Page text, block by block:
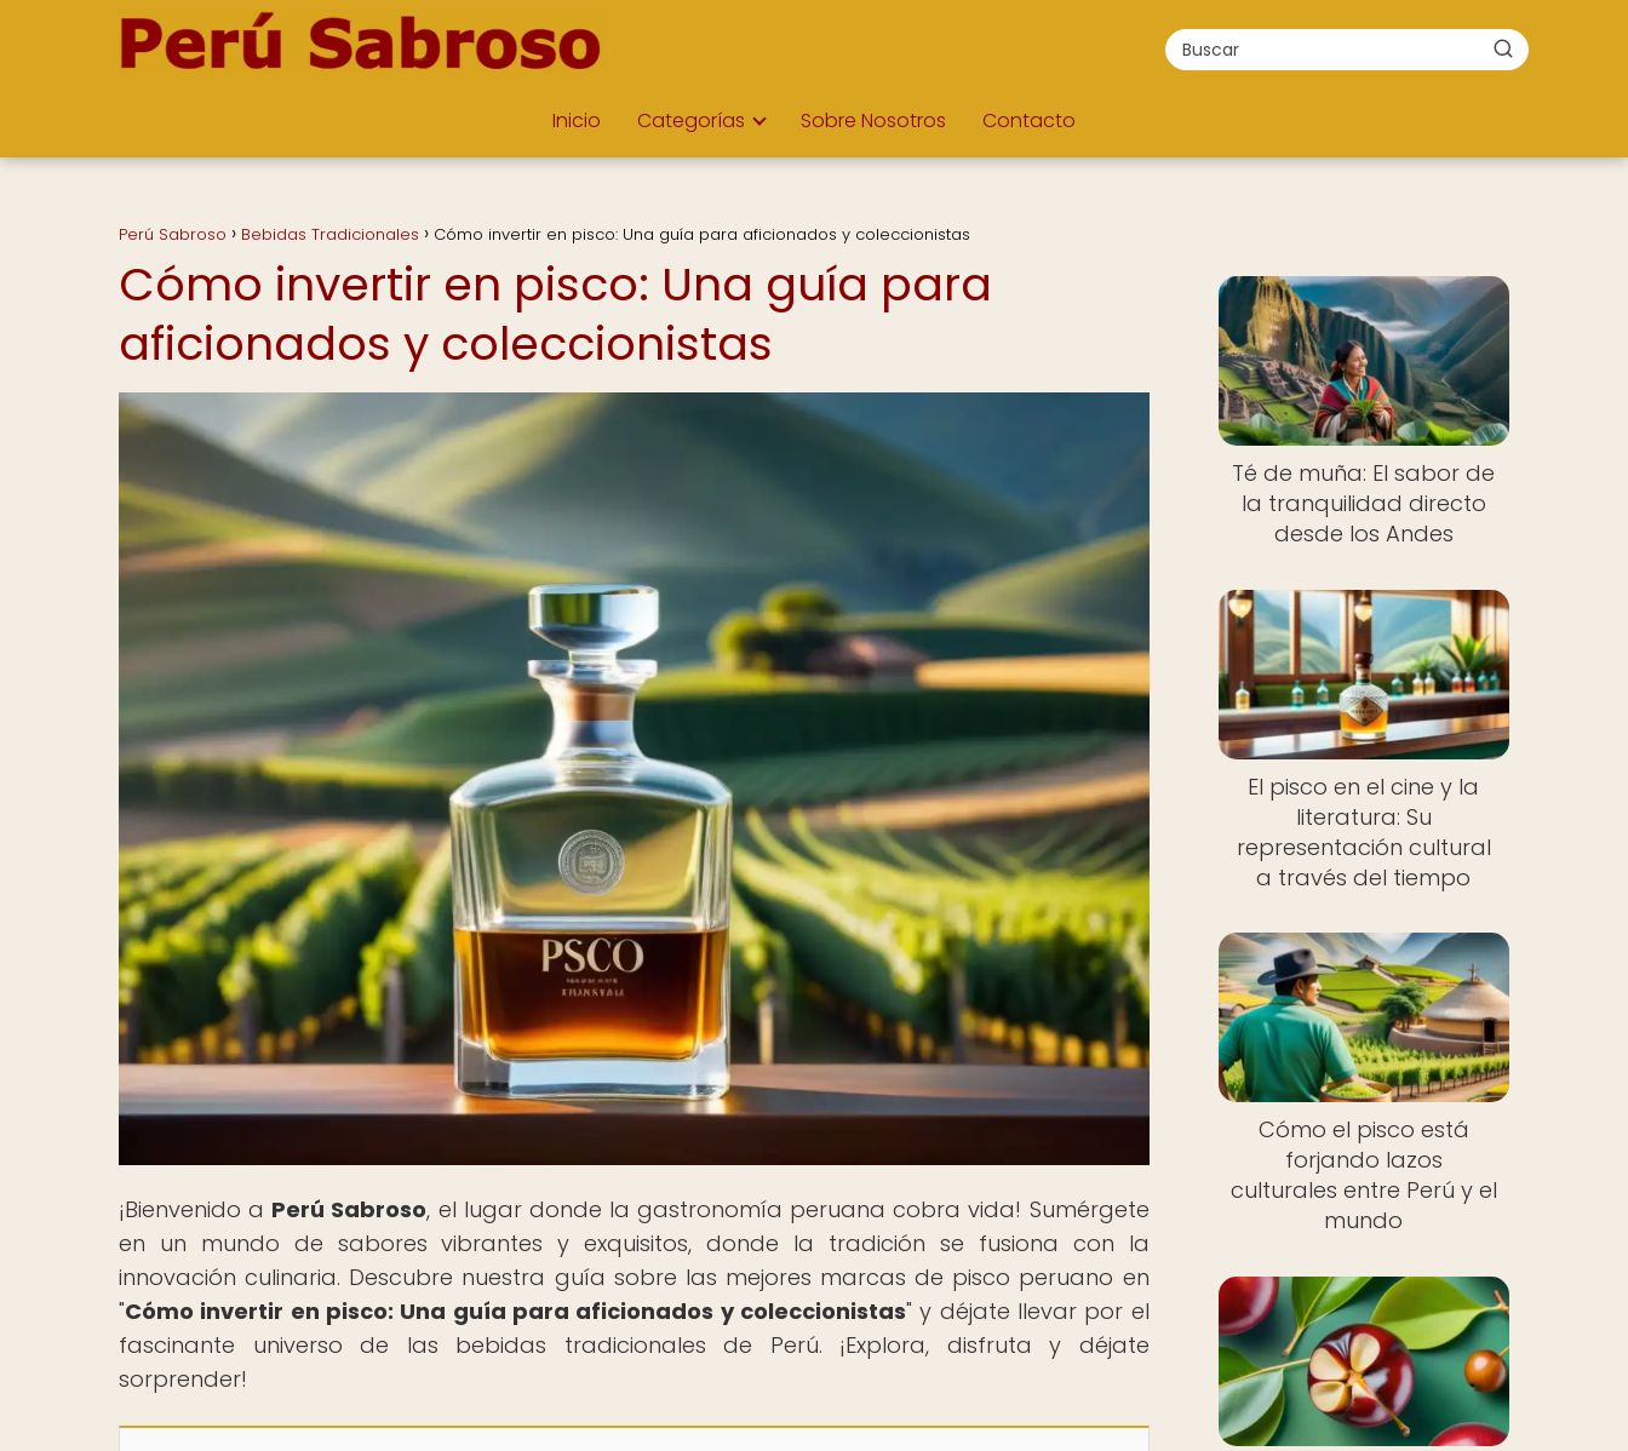
Inicio Categorías Sobre Nosotros Contacto
Perú Sabroso Bebidas Tradicionales Cómo invertir en pisco: Una guía para aficionados y coleccionistas
Cómo invertir en pisco: Una guía para
aficionados y coleccionistas
¡Bienvenido a Perú Sabroso, el lugar donde la gastronomía peruana cobra vida! Sumérgete
en un mundo de sabores vibrantes y exquisitos, donde la tradición se fusiona con la
innovación culinaria. Descubre nuestra guía sobre las mejores marcas de pisco peruano en
"Cómo invertir en pisco: Una guía para aficionados y coleccionistas" y déjate llevar por el
fascinante universo de las bebidas tradicionales de Perú. ¡Explora, disfruta y déjate
sorprender!
Té de muña: El sabor de
la tranquilidad directo
desde los Andes
El pisco en el cine y la
literatura: Su
representación cultural
a través del tiempo
Cómo el pisco está
forjando lazos
culturales entre Perú y el
mundo